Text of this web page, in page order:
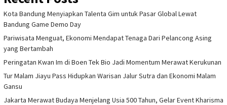
Kota Bandung Menyiapkan Talenta Gim untuk Pasar Global Lewat
Bandung Game Demo Day
Pariwisata Menguat, Ekonomi Mendapat Tenaga Dari Pelancong Asing
yang Bertambah
Peringatan Kwan Im di Boen Tek Bio Jadi Momentum Merawat Kerukunan
Tur Malam Jiayu Pass Hidupkan Warisan Jalur Sutra dan Ekonomi Malam
Gansu
Jakarta Merawat Budaya Menjelang Usia 500 Tahun, Gelar Event Kharisma